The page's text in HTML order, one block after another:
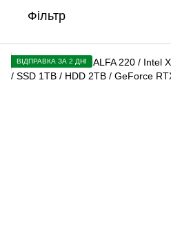
Фільтр
ВІДПРАВКА ЗА 2 ДНІ